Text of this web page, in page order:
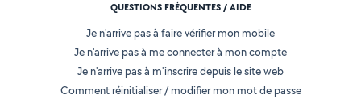
QUESTIONS FRÉQUENTES / AIDE
Je n'arrive pas à faire vérifier mon mobile
Je n'arrive pas à me connecter à mon compte
Je n'arrive pas à m'inscrire depuis le site web
Comment réinitialiser / modifier mon mot de passe